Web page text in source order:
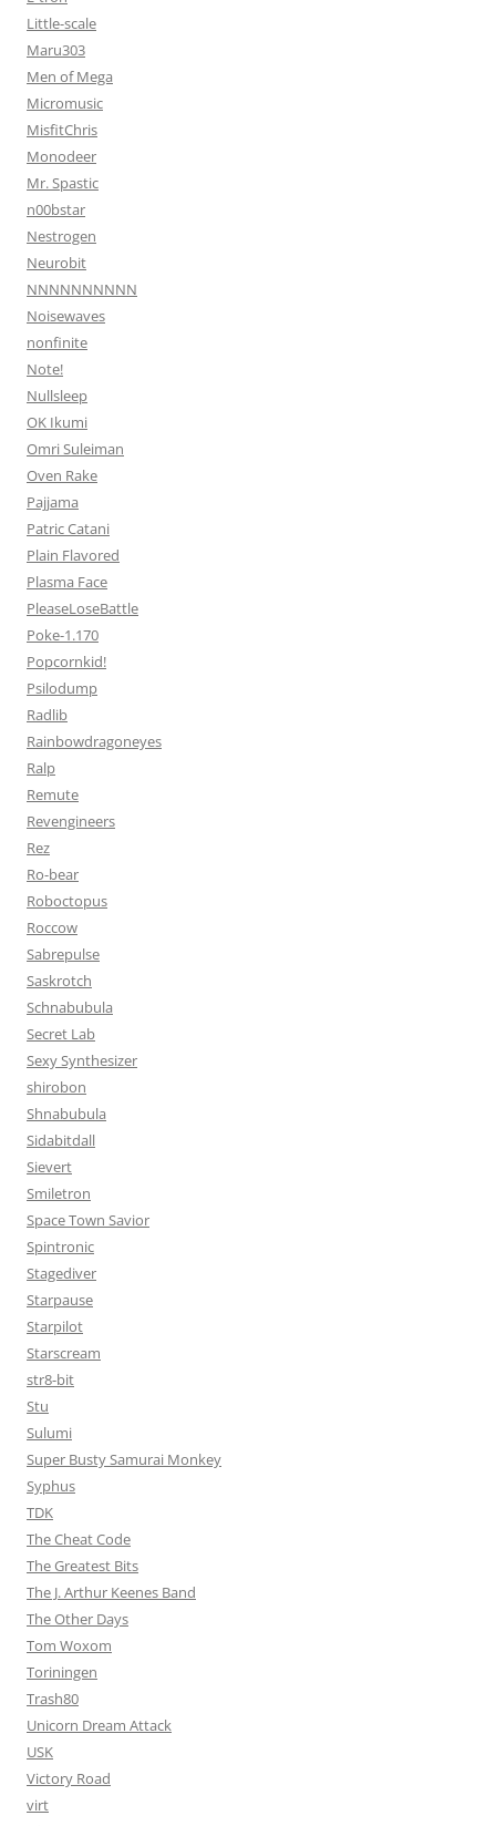
Little-scale
Maru303
Men of Mega
Micromusic
MisfitChris
Monodeer
Mr. Spastic
n00bstar
Nestrogen
Neurobit
NNNNNNNNNN
Noisewaves
nonfinite
Note!
Nullsleep
OK Ikumi
Omri Suleiman
Oven Rake
Pajjama
Patric Catani
Plain Flavored
Plasma Face
PleaseLoseBattle
Poke-1.170
Popcornkid!
Psilodump
Radlib
Rainbowdragoneyes
Ralp
Remute
Revengineers
Rez
Ro-bear
Roboctopus
Roccow
Sabrepulse
Saskrotch
Schnabubula
Secret Lab
Sexy Synthesizer
shirobon
Shnabubula
Sidabitdall
Sievert
Smiletron
Space Town Savior
Spintronic
Stagediver
Starpause
Starpilot
Starscream
str8-bit
Stu
Sulumi
Super Busty Samurai Monkey
Syphus
TDK
The Cheat Code
The Greatest Bits
The J. Arthur Keenes Band
The Other Days
Tom Woxom
Toriningen
Trash80
Unicorn Dream Attack
USK
Victory Road
virt